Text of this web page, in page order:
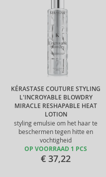
KÉRASTASE COUTURE STYLING
L'INCROYABLE BLOWDRY
MIRACLE RESHAPABLE HEAT
LOTION
styling emulsie om het haar te
beschermen tegen hitte en
vochtigheid
OP VOORRAAD 1 PCS
€ 37,22